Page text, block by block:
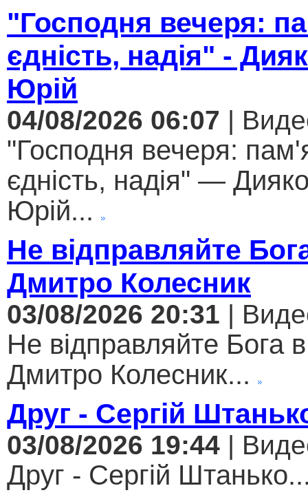
"Господня вечеря:
єдність, надія" -
Юрій
04/08/2026 06:07 |
"Господня вечеря:
єдність, надія" —
Юрій...
Не відправляйте
Дмитро Колесник
03/08/2026 20:31 |
Не відправляйте Бога
Дмитро Колесник...
Друг - Сергій
03/08/2026 19:44 |
Друг - Сергій